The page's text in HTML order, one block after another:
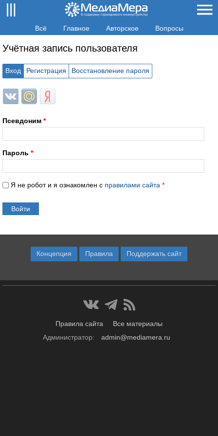
Всё Главное Авторское Вопросы
Учётная запись пользователя
Вход Регистрация Восстановление пароля
Login with ВКонтакте
Login with Mail.ru
Login with Яндекс
Псевдоним *
Пароль *
Я не робот и я ознакомлен с правилами сайта *
Концепция Правила Поддержать сайт
Правила сайта
Все материалы
Администратор:
admin@mediamera.ru